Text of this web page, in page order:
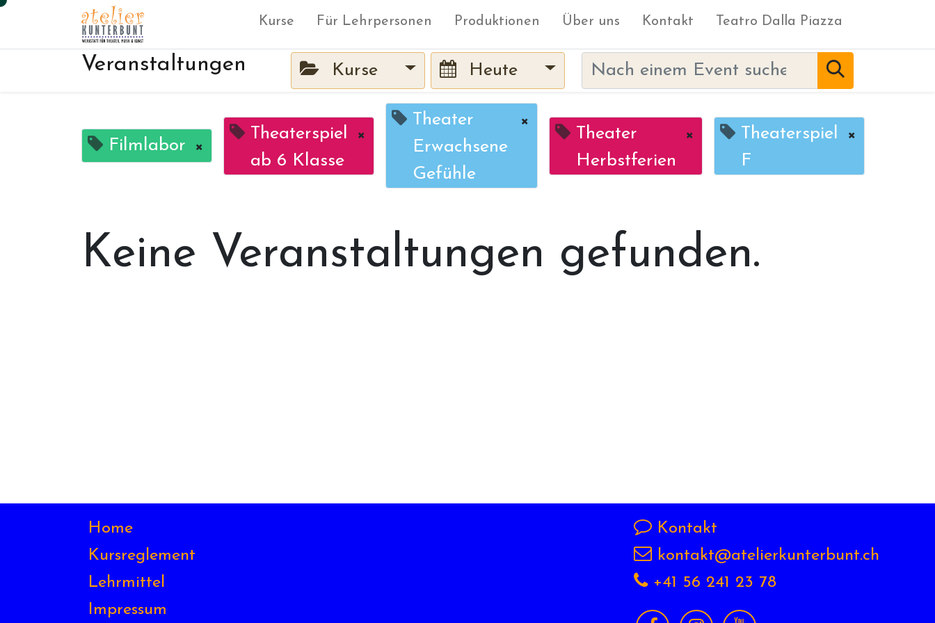
Kurse Für Lehrpersonen Produktionen Über uns Kontakt Teatro Dalla Piazza
Veranstaltungen Kurse Heute
Filmlabor ×
Theaterspiel
ab 6 Klasse
×
Theater
Erwachsene
Gefühle
×
Theater
Herbstferien
×
Theaterspiel
F
×
Keine Veranstaltungen gefunden.
Home
Kursreglement
Lehrmittel
Impressum
Kontakt
kontakt@atelierkunterbunt.ch
+41 56 241 23 78